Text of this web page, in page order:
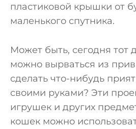
пластиковой крышки от
маленького спутника.
Может быть, сегодня тот
можно вырваться из
сделать что-нибудь
своими руками? Эти
игрушек и других
кошек можно